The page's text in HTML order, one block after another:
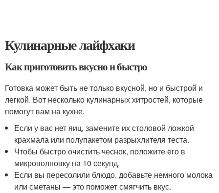
Кулинарные лайфхаки
Как приготовить вкусно и быстро
Готовка может быть не только вкусной, но и быстрой и
легкой. Вот несколько кулинарных хитростей, которые
помогут вам на кухне.
Если у вас нет яиц, замените их столовой ложкой
крахмала или полупакетом разрыхлителя теста.
Чтобы быстро очистить чеснок, положите его в
микроволновку на 10 секунд.
Если вы пересолили блюдо, добавьте немного молока
или сметаны — это поможет смягчить вкус.